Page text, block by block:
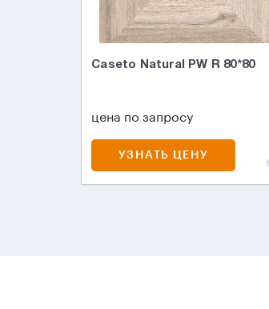
Caseto Natural PW R 80*80
цена по запросу
УЗНАТЬ ЦЕНУ